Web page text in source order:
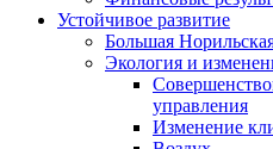
Устойчивое развитие
Большая
Экология и
управления
Изменение